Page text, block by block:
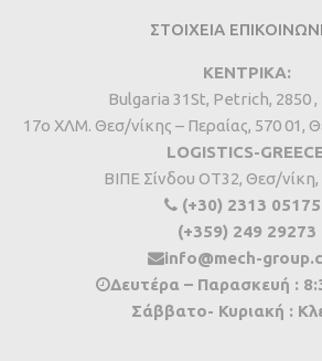
ΣΤΟΙΧΕΙΑ
ΚΕΝΤΡΙΚΑ:
Bulgaria 31St, Petrich, 2850 ,
17ο ΧΛΜ. Θεσ/νίκης – Περαίας, 570 01,
LOGISTICS-
BIΠΕ Σίνδου ΟΤ32, Θεσ/
(+30) 2313
(+359) 249 29273
info@mech-
Δευτέρα – Παρασκευή :
Σάββατο- Κυριακή :